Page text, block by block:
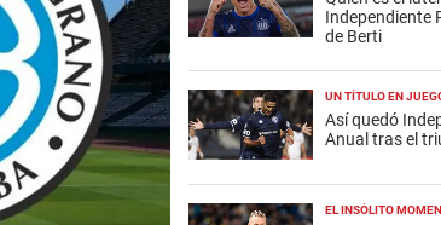
Independiente
de Berti
UN TÍTULO EN
Así quedó
Anual tras el
EL INSÓLITO